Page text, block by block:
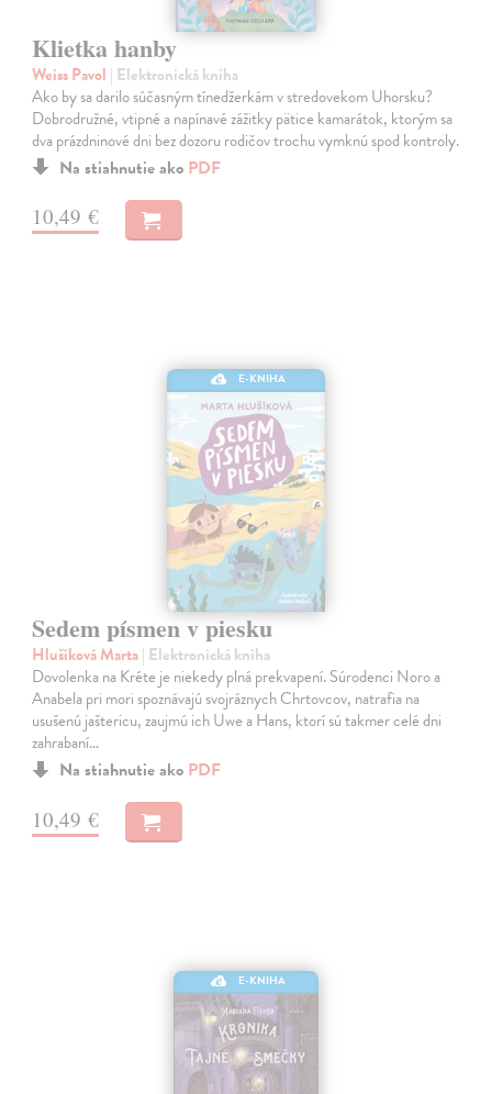
Klietka hanby
Weiss Pavol | Elektronická kniha
Ako by sa darilo súčasným tínedžerkám v stredovekom Uhorsku?
Dobrodružné, vtipné a napínavé zážitky pätice kamarátok, ktorým sa
dva prázdninové dni bez dozoru rodičov trochu vymknú spod kontroly.
Na stiahnutie ako PDF
10,49 €
E-KNIHA
Sedem písmen v piesku
Hlušíková Marta| Elektronická kniha
Dovolenka na Kréte je niekedy plná prekvapení. Súrodenci Noro a
Anabela pri mori spoznávajú svojráznych Chrtovcov, natrafia na
usušenú jaštericu, zaujmú ich Uwe a Hans, ktorí sú takmer celé dni
zahrabaní…
Na stiahnutie ako PDF
10,49 €
E-KNIHA